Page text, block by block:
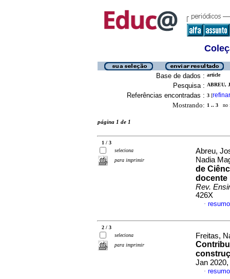
Base de dados : article
Pesquisa : ABREU,
Referências encontradas : 3 [refinar
Mostrando: 1 .. 3 no
página 1 de 1
1 / 3
seleciona
para imprimir
Abreu,
Nadia
de
docente
Rev.
426X
·
2 / 3
seleciona
para imprimir
Freitas,
Jan
·